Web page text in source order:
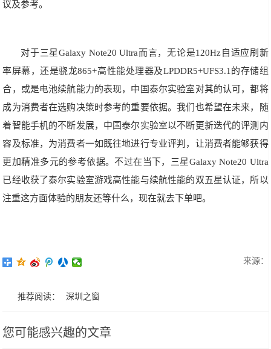
议及参考。
对于三星Galaxy Note20 Ultra而言，无论是120Hz自适应刷新
率屏幕，还是骁龙865+高性能处理器及LPDDR5+UFS3.1的存储组
合，或是电池续航能力的表现，中国泰尔实验室对其的认可，都将
成为消费者在选购决策时参考的重要依据。我们也希望在未来，随
着智能手机的不断发展，中国泰尔实验室以不断更新迭代的评测内
容及标准，为消费者一如既往地进行专业评判，让消费者能够获得
更加精准多元的参考依据。不过在当下，三星Galaxy Note20 Ultra
已经收获了泰尔实验室游戏高性能与续航性能的双五星认证，所以
注重这方面体验的朋友还等什么，现在就去下单吧。
来源：
推荐阅读： 深圳之窗
您可能感兴趣的文章